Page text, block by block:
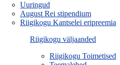
Uuringud
August Rei stipendium
Riigikogu Kantselei eripreemia
Riigikogu väljaanded
Riigikogu Toimetised